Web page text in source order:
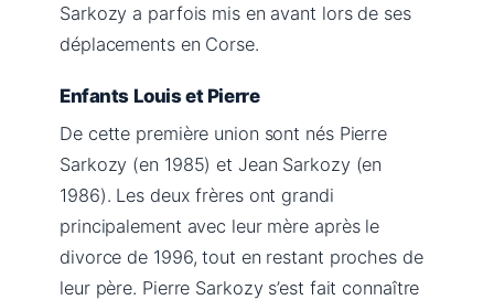
Sarkozy a parfois mis en avant lors de ses
déplacements en Corse.
Enfants Louis et Pierre
De cette première union sont nés Pierre
Sarkozy (en 1985) et Jean Sarkozy (en
1986). Les deux frères ont grandi
principalement avec leur mère après le
divorce de 1996, tout en restant proches de
leur père. Pierre Sarkozy s’est fait connaître